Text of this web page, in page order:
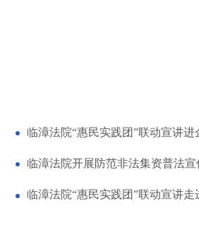
临漳法院“惠民实践团”联动宣讲进
临漳法院开展防范非法集资普法宣
临漳法院“惠民实践团”联动宣讲走